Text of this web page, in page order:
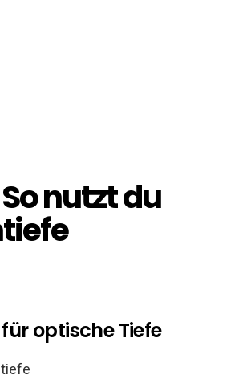
nutzt du
optische Tiefe